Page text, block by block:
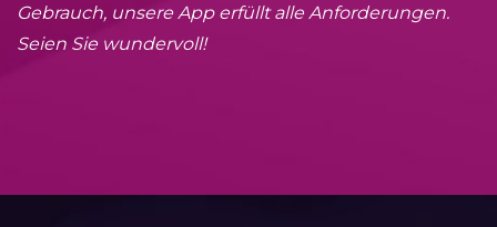
Gebrauch, unsere App erfüllt alle Anforderungen.
Seien Sie wundervoll!